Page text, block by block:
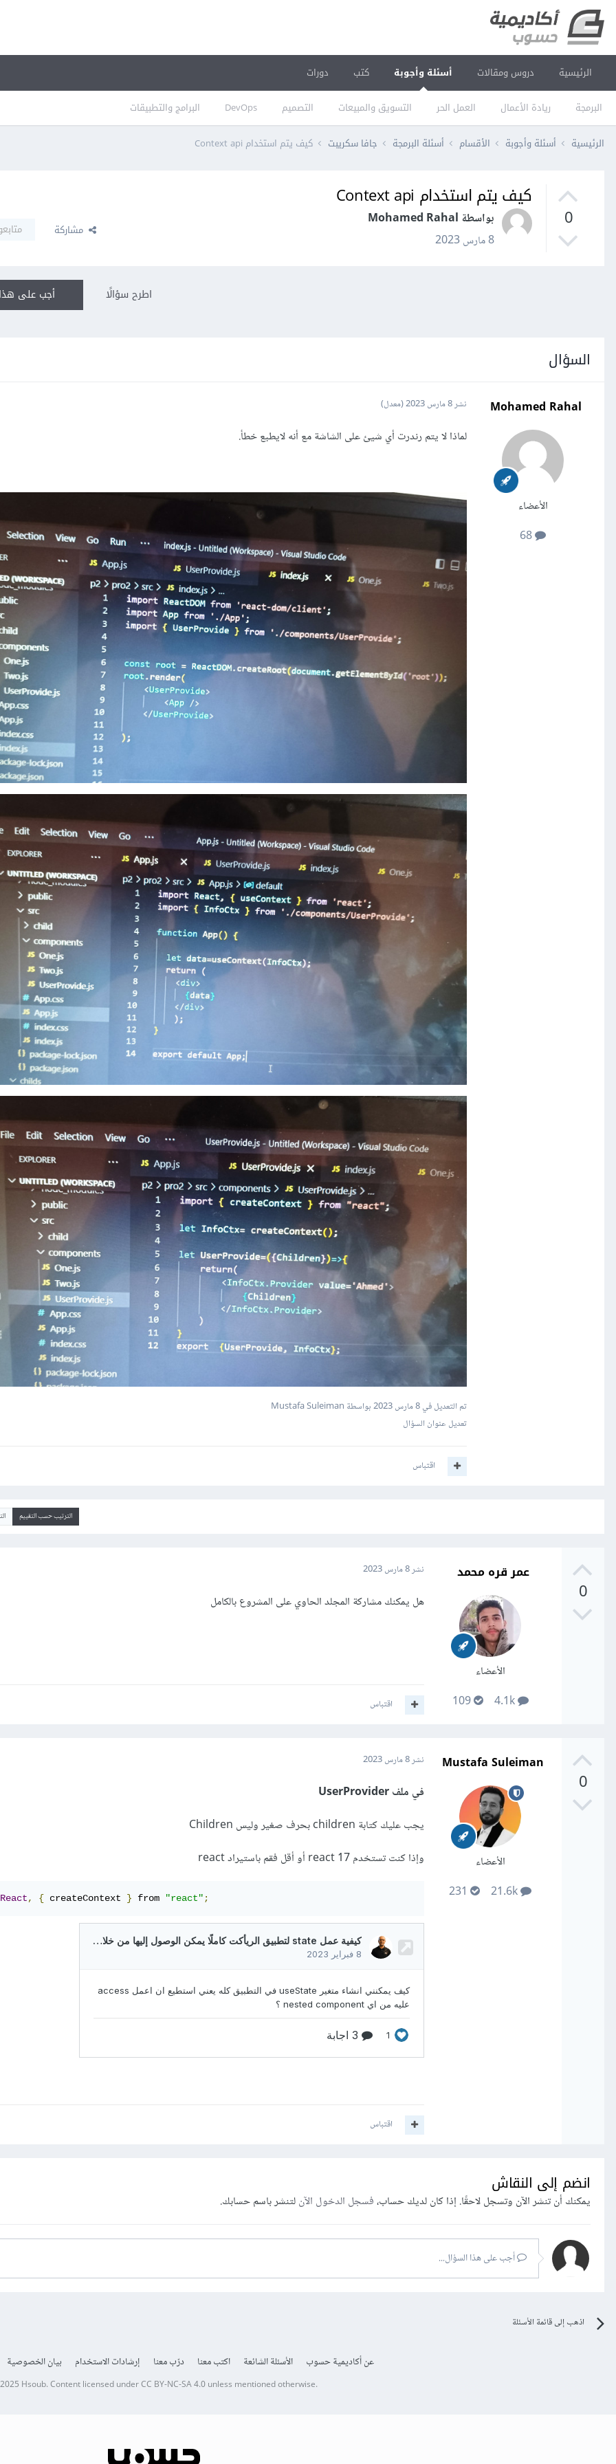
الرئيسية دروس ومقالات أسئلة وأجوبة
البرمجة ريادة الأعمال العمل الحر التسويق والمبيعات التصميم DevOps البرامج والتطبيقات
كتب دورات
الرئيسية أسئلة وأجوبة الأقسام أسئلة البرمجة جافا سكريبت كيف يتم استخدام Context api
0
كيف يتم استخدام Context api
بواسطة Mohamed Rahal
8 مارس 2023
مشاركة
أجب على اطرح سؤالًا
السؤال
Mohamed Rahal
الأعضاء
نشر8 مارس 2023 (معدل)
لماذا لا يتم رندرت أي شيئ على الشاشة مع أنه لايطبع خطأ.
تم التعديل في8 مارس 2023
بواسطة Mustafa Suleiman
تعديل عنوان السؤال
اقتباس
الترتيب حسب التقييم
0
عمر قره محمد
الأعضاء
4.1k
109
نشر8 مارس 2023
هل يمكنك مشاركة المجلد الحاوي على المشروع بالكامل
اقتباس
0
Mustafa Suleiman
الأعضاء
نشر8 مارس 2023
في ملف UserProvider
يجب عليك كتابة children بحرف صغير وليس Children
وإذا كنت تستخدم react 17 أو أقل فقم باستيراد react
React, { createContext } from "react";
اقتباس
انضم إلى النقاش
يمكنك أن تنشر الآن وتسجل لاحقًا. إذا كان لديك حساب،فسجل الدخول الآنلتنشر باسم حسابك.
أجب على هذا السؤال...
اذهب إلى قائمة الأسئلة
عن أكاديمية حسوب الأسئلة الشائعة اكتب معنا درّب معنا إرشادات الاستخدام بيان الخصوصية
Hsoub.Content licensed underCC BY-NC-SA 4.0unless mentioned otherwise.